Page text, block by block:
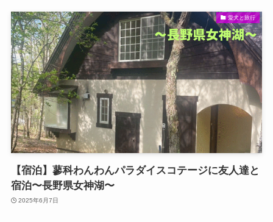
愛犬と旅行
【宿泊】蓼科わんわんパラダイスコテージに友人達と
宿泊〜長野県女神湖〜
2025年6月7日